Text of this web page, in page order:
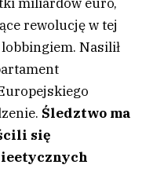
rewolucję w tej
Nasilił
Śledztwo ma
się